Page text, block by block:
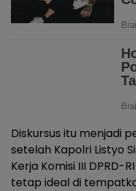
Diskursus itu menjadi
setelah Kapolri Listyo
Kerja Komisi III DPRD-
tetap ideal di